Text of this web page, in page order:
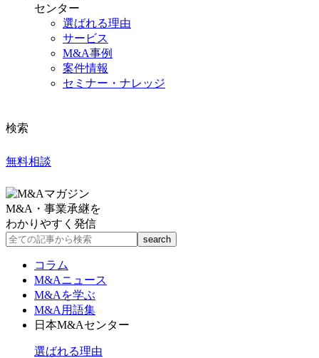
センター
選ばれる理由
サービス
M&A事例
案件情報
セミナー・ナレッジ
検索
無料相談
M&A・事業承継を
わかりやすく発信
コラム
M&Aニュース
M&Aを学ぶ
M&A用語集
日本M&Aセンター
選ばれる理由